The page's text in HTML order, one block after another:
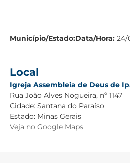
Município/Estado:Data/Hora: 24/
Local
Igreja Assembleia de Deus de
Rua João Alves Nogueira, nº 1147
Cidade: Santana do Paraíso
Estado: Minas Gerais
Veja no Google Maps